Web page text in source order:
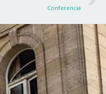
Conferencia